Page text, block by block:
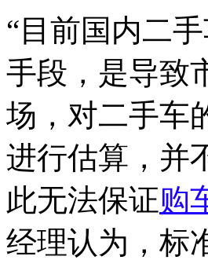
“目前国内二
手段，是导致
场，对二手车
进行估算，并
此无法保证购
经理认为，标